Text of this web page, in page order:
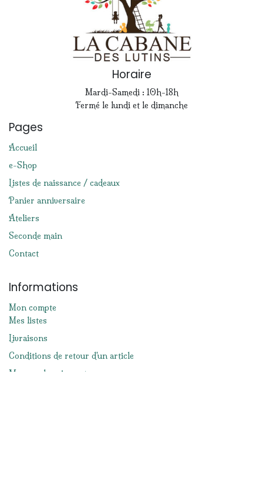
Horaire
Mardi-Samedi : 10h-18h
Fermé le lundi et le dimanche
Pages
Accueil
e-Shop
Listes de naissance / cadeaux
Panier anniversaire
Ateliers
Seconde main
Contact
Informations
Mon compte
Mes listes
Livraisons
Conditions de retour d'un article
Moyens de paiement